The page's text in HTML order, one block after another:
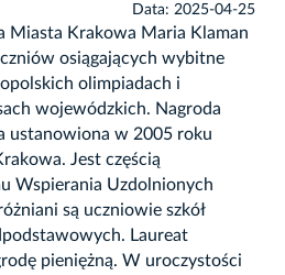
Data: 2025-04-25
Miasta Krakowa Maria Klaman
osiągających wybitne
olimpiadach i
wojewódzkich. Nagroda
ustanowiona w 2005 roku
Jest częścią
Wspierania Uzdolnionych
są uczniowie szkół
Laureat
pieniężną. W uroczystości